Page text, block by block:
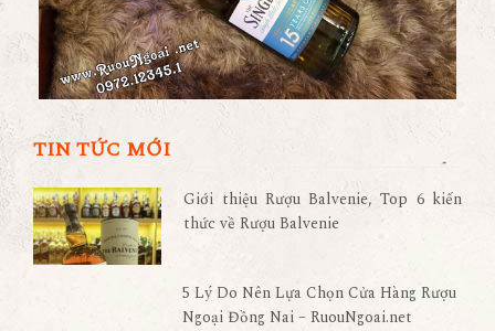
TIN TỨC MỚI
Giới thiệu Rượu Balvenie, Top 6 kiến
thức về Rượu Balvenie
5 Lý Do Nên Lựa Chọn Cửa Hàng Rượu
Ngoại Đồng Nai – RuouNgoai.net